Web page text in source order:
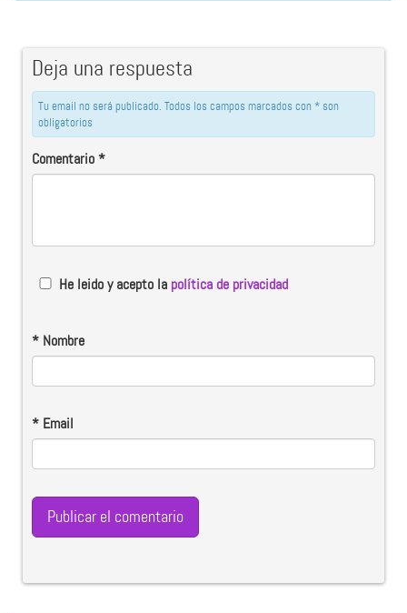
Deja una respuesta
Tu email no será publicado. Todos los campos marcados con * son
obligatorios
Comentario*
He leido y acepto la política de privacidad
* Nombre
* Email